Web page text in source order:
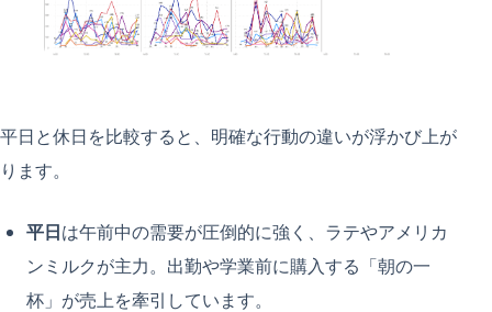
平日と休日を比較すると、明確な行動の違いが浮かび上が
ります。
平日は午前中の需要が圧倒的に強く、ラテやアメリカ
ンミルクが主力。出勤や学業前に購入する「朝の一
杯」が売上を牽引しています。